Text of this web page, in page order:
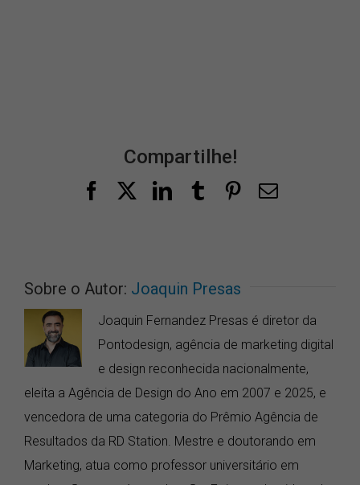
Compartilhe!
FacebookLinkedInTumblrPinterest
E-
Sobre o Autor: Joaquin Presas
Joaquin Fernandez Presas é diretor da
Pontodesign, agência de marketing digital
e design reconhecida nacionalmente,
eleita a Agência de Design do Ano em 2007 e 2025, e
vencedora de uma categoria do Prêmio Agência de
Resultados da RD Station. Mestre e doutorando em
Marketing, atua como professor universitário em